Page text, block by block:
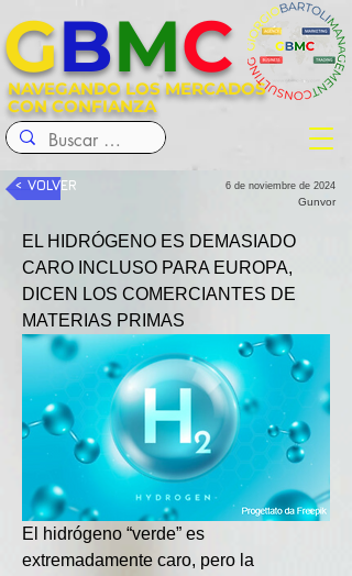
NAVEGANDO LOS MERCADOS
CON CONFIANZA
GBMC
< VOLVER 6 de noviembre de 2024
Gunvor
EL HIDRÓGENO ES DEMASIADO
CARO INCLUSO PARA EUROPA,
DICEN LOS COMERCIANTES DE
MATERIAS PRIMAS
El hidrógeno “verde” es
extremadamente caro, pero la